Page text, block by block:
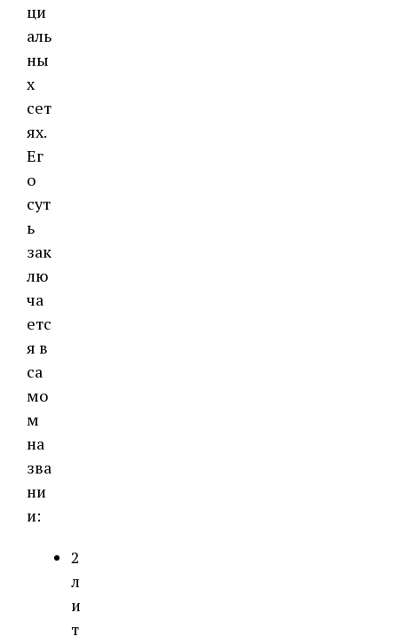
ци
аль
ны
х
сет
ях.
Ег
о
сут
ь
зак
лю
ча
етс
я в
са
мо
м
на
зва
ни
и:
2
л
и
т